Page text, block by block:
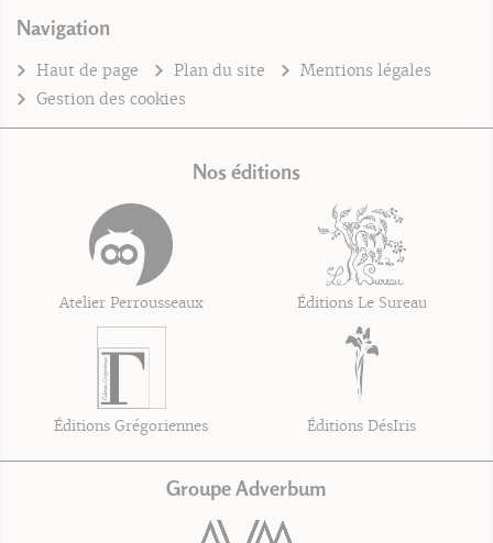
Navigation
Haut de page Plan du site
Mentions légales
Gestion des cookies
Nos éditions
Atelier Perrousseaux Éditions Le Sureau
Éditions Grégoriennes Éditions DésIris
Groupe Adverbum